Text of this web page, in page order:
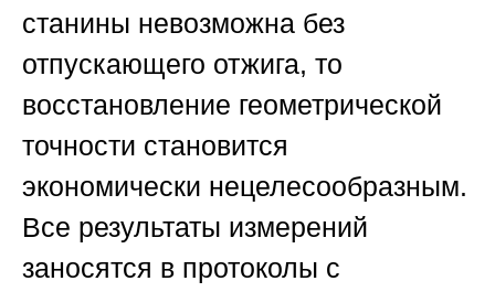
станины невозможна без
отпускающего отжига, то
восстановление геометрической
точности становится
экономически нецелесообразным.
Все результаты измерений
заносятся в протоколы с